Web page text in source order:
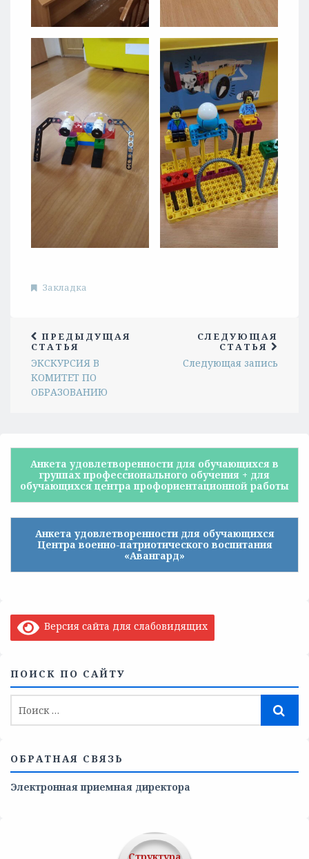
Закладка
ПРЕДЫДУЩАЯ
СТАТЬЯ
ЭКСКУРСИЯ В
КОМИТЕТ ПО
ОБРАЗОВАНИЮ
СЛЕДУЮЩАЯ
СТАТЬЯ
Следующая запись
Анкета удовлетворенности для обучающихся в
группах профессионального обучения + для
обучающихся центра профориентационной работы
Анкета удовлетворенности для обучающихся
Центра военно-патриотического воспитания
«Авангард»
Версия сайта для слабовидящих
ПОИСК ПО САЙТУ
ОБРАТНАЯ СВЯЗЬ
Электронная приемная директора